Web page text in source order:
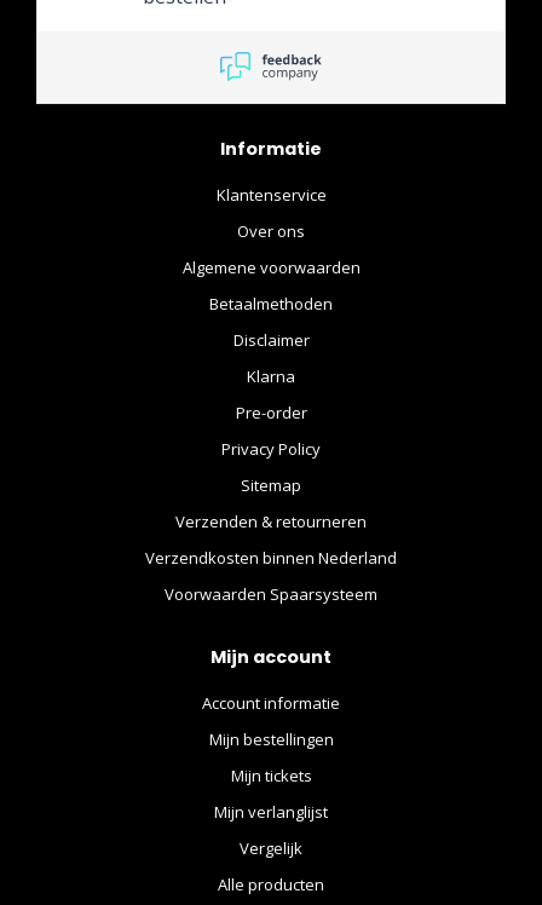
Informatie
Klantenservice
Over ons
Algemene voorwaarden
Betaalmethoden
Disclaimer
Klarna
Pre-order
Privacy Policy
Sitemap
Verzenden & retourneren
Verzendkosten binnen Nederland
Voorwaarden Spaarsysteem
Mijn account
Account informatie
Mijn bestellingen
Mijn tickets
Mijn verlanglijst
Vergelijk
Alle producten